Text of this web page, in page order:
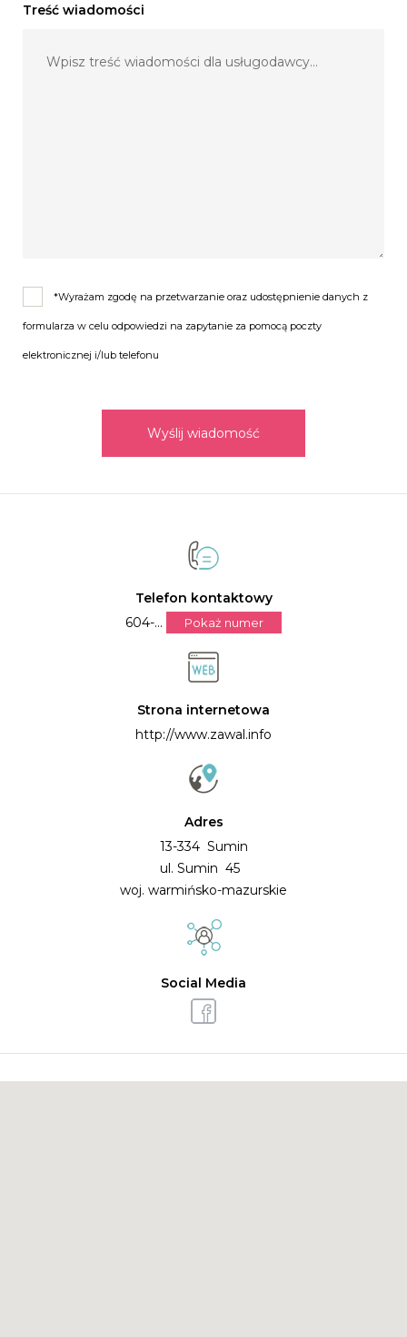
Treść wiadomości
*Wyrażam zgodę na przetwarzanie oraz udostępnienie danych z
formularza w celu odpowiedzi na zapytanie za pomocą poczty
elektronicznej i/lub telefonu
Wyślij wiadomość
Telefon kontaktowy
604-...
Pokaż numer
Strona internetowa
http://www.zawal.info
Adres
13-334 Sumin
ul. Sumin 45
woj. warmińsko-mazurskie
Social Media